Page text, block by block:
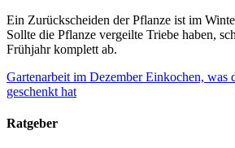
Ein Zurückscheiden der Pflanze ist im
Sollte die Pflanze vergeilte Triebe haben,
Frühjahr komplett ab.
Gartenarbeit im Dezember Einkochen, was
geschenkt hat
Ratgeber